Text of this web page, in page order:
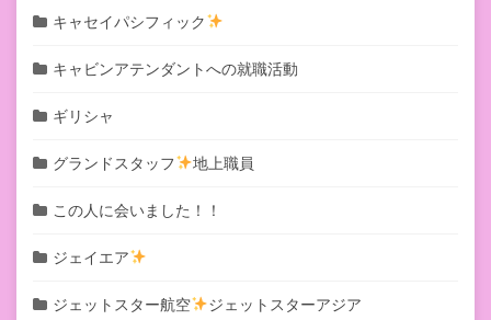
キャセイパシフィック
キャビンアテンダントへの就職活動
ギリシャ
グランドスタッフ 地上職員
この人に会いました！！
ジェイエア
ジェットスター航空 ジェットスターアジア